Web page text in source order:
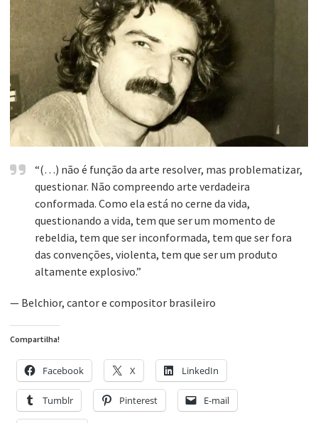
“(…) não é função da arte resolver, mas problematizar,
questionar. Não compreendo arte verdadeira
conformada. Como ela está no cerne da vida,
questionando a vida, tem que ser um momento de
rebeldia, tem que ser inconformada, tem que ser fora
das convenções, violenta, tem que ser um produto
altamente explosivo.”
— Belchior, cantor e compositor brasileiro
Compartilha!
Facebook X LinkedIn
Tumblr Pinterest E-mail